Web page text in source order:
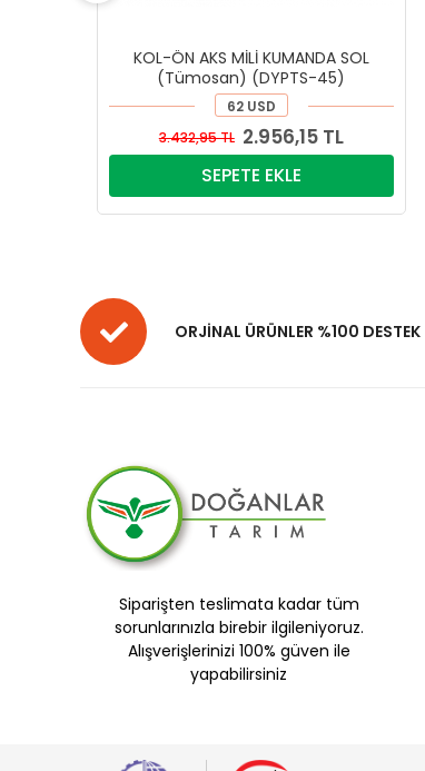
KOL-ÖN AKS MİLİ KUMANDA SOL
(Tümosan) (DYPTS-45)
62 USD
2.956,15 TL
3.432,95 TL
SEPETE EKLE
ORJİNAL ÜRÜNLER %100 DESTEK
Siparişten teslimata kadar tüm
sorunlarınızla birebir ilgileniyoruz.
Alışverişlerinizi 100% güven ile
yapabilirsiniz